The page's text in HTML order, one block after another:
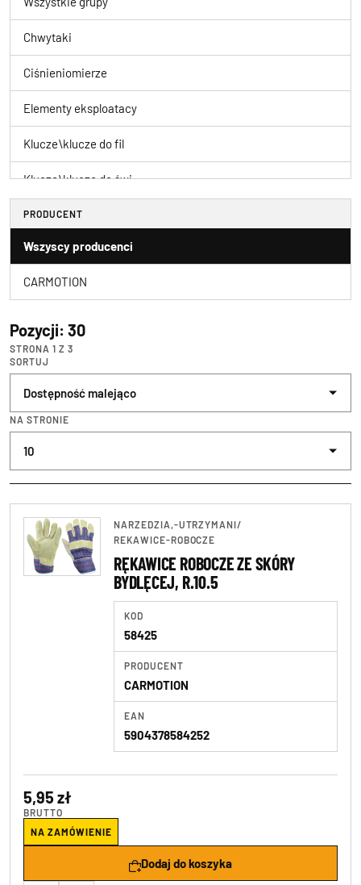
Pozycji: 30
STRONA 1 Z 3
SORTUJ
NA STRONIE
NARZEDZIA,-UTRZYMANI/
REKAWICE-ROBOCZE
RĘKAWICE ROBOCZE ZE SKÓRY
BYDLĘCEJ, R.10.5
KOD
58425
PRODUCENT
CARMOTION
EAN
5904378584252
5,95 zł
BRUTTO
NA ZAMÓWIENIE
Dodaj do koszyka
Chwytaki
Ciśnieniomierze
Elementy eksploatacy
Klucze\klucze do fil
Klucze\klucze do świ
Klucze\klucze dynamo
Klucze\klucze gięte
Klucze\klucze imbuso
Klucze\klucze krzyża
Klucze\klucze płaski
Klucze\klucze telesk
Klucze\klucze wielof
Pneumatyczne
Podnośniki i podpory
Rękawice robocze
Skrzynki i wózki nar
PRODUCENT
Wszyscy producenci
CARMOTION